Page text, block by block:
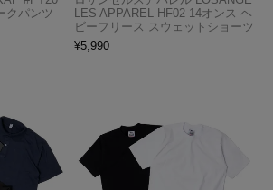
クパンツ
LES APPAREL HF02 14オンス ヘ
ビーフリース スウェットショーツ
¥5,990